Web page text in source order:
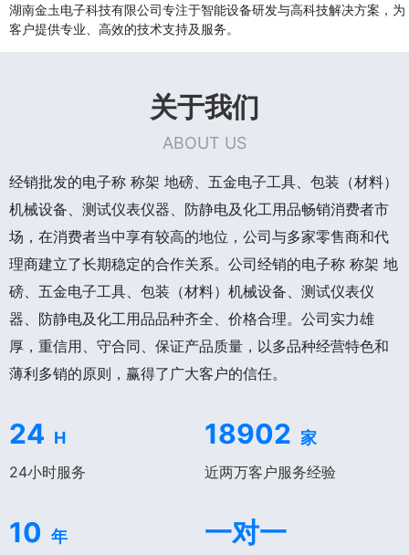
湖南金圡电子科技有限公司专注于智能设备研发与高科技解决方案，为
客户提供专业、高效的技术支持及服务。
关于我们
ABOUT US
经销批发的电子称 称架 地磅、五金电子工具、包装（材料）
机械设备、测试仪表仪器、防静电及化工用品畅销消费者市
场，在消费者当中享有较高的地位，公司与多家零售商和代
理商建立了长期稳定的合作关系。公司经销的电子称 称架 地
磅、五金电子工具、包装（材料）机械设备、测试仪表仪
器、防静电及化工用品品种齐全、价格合理。公司实力雄
厚，重信用、守合同、保证产品质量，以多品种经营特色和
薄利多销的原则，赢得了广大客户的信任。
24 H
24小时服务
18902 家
近两万客户服务经验
10 年 一对一